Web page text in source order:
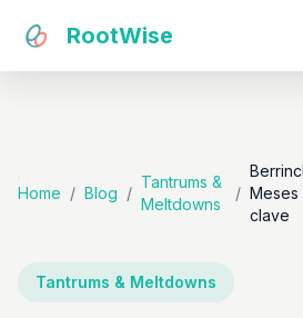
RootWise
Home / Blog /
Tantrums &
Meltdowns
/ Meses
clave
Tantrums & Meltdowns